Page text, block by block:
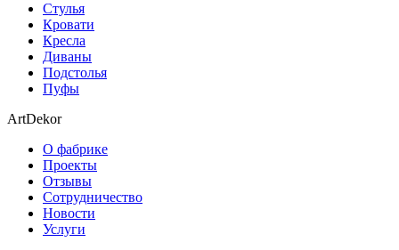
Стулья
Кровати
Кресла
Диваны
Подстолья
Пуфы
ArtDekor
О фабрике
Проекты
Отзывы
Сотрудничество
Новости
Услуги